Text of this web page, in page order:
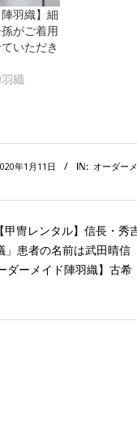
羽織】細
がご着用
いただき
織
年1月11日 IN: オーダー
【甲冑レンタル】信長・
」患者の名前は武田晴信
ダーメイド陣羽織】古